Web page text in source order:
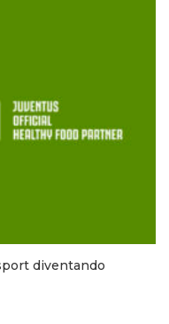
diventando